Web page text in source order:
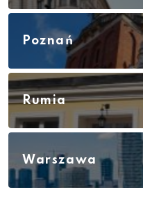
Poznań
Rumia
Warszawa